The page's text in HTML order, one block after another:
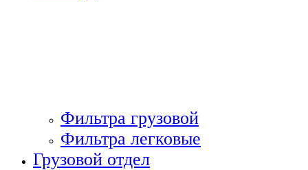
Фильтра грузовой
Фильтра легковые
Грузовой отдел